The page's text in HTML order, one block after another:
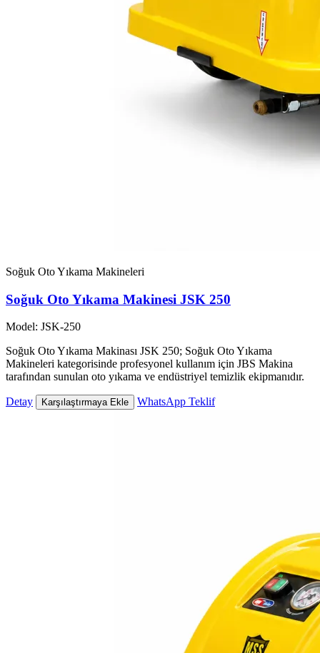
Soğuk Oto Yıkama Makineleri
Soğuk Oto Yıkama Makinesi JSK 250
Model: JSK-250
Soğuk Oto Yıkama Makinası JSK 250; Soğuk Oto Yıkama
Makineleri kategorisinde profesyonel kullanım için JBS Makina
tarafından sunulan oto yıkama ve endüstriyel temizlik ekipmanıdır.
Detay Karşılaştırmaya Ekle WhatsApp Teklif